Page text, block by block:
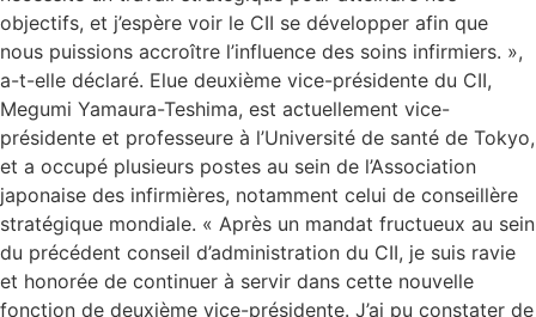
objectifs, et j’espère voir le CII se développer afin que
nous puissions accroître l’influence des soins infirmiers. »,
a-t-elle déclaré. Elue deuxième vice-présidente du CII,
Megumi Yamaura-Teshima, est actuellement vice-
présidente et professeure à l’Université de santé de Tokyo,
et a occupé plusieurs postes au sein de l’Association
japonaise des infirmières, notamment celui de conseillère
stratégique mondiale. « Après un mandat fructueux au sein
du précédent conseil d’administration du CII, je suis ravie
et honorée de continuer à servir dans cette nouvelle
fonction de deuxième vice-présidente. J’ai pu constater de